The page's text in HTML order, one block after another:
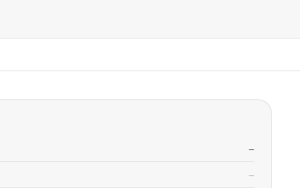
—
—